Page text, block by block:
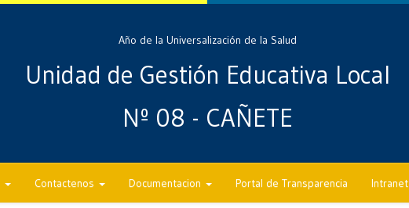
Año de la Universalización de la Salud
Unidad de Gestión Educativa Local
Nº 08 - CAÑETE
Contactenos Documentacion Portal de Transparencia Intranet